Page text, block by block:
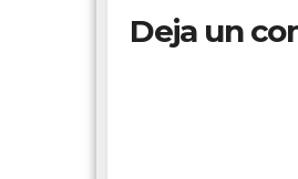
Deja un